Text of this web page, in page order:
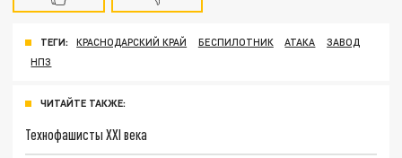
ТЕГИ: КРАСНОДАРСКИЙ КРАЙ БЕСПИЛОТНИК АТАКА
ЗАВОД
НПЗ
ЧИТАЙТЕ ТАКЖЕ:
Технофашисты XXI века